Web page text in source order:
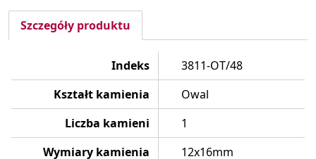
Szczegóły produktu
Indeks
3811-OT/48
Kształt kamienia
Owal
Liczba kamieni
1
Wymiary kamienia
12x16mm